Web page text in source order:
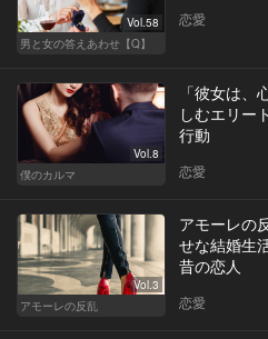
Vol.58
男と女の答えあわせ【Q】
恋愛
Vol.8
僕のカルマ
「彼女は
しむエリー
行動
恋愛
Vol.3
アモーレの反乱
アモーレの
せな結婚生
昔の恋人
恋愛